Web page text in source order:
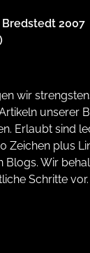
2007
wir
unserer
Erlaubt sind
Zeichen plus
Blogs. Wir
Schritte